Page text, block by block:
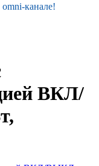
канале!
ВКЛ/